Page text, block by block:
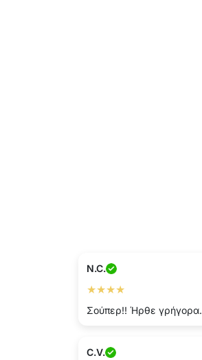
N.C.
★★★★
Σούπερ!! Ήρθε γρήγορα.
C.V.